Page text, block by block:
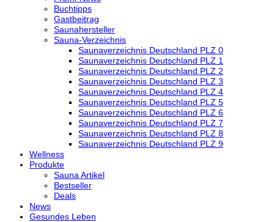
Buchtipps
Gastbeitrag
Saunahersteller
Sauna-Verzeichnis
Saunaverzeichnis Deutschland PLZ 0
Saunaverzeichnis Deutschland PLZ 1
Saunaverzeichnis Deutschland PLZ 2
Saunaverzeichnis Deutschland PLZ 3
Saunaverzeichnis Deutschland PLZ 4
Saunaverzeichnis Deutschland PLZ 5
Saunaverzeichnis Deutschland PLZ 6
Saunaverzeichnis Deutschland PLZ 7
Saunaverzeichnis Deutschland PLZ 8
Saunaverzeichnis Deutschland PLZ 9
Wellness
Produkte
Sauna Artikel
Bestseller
Deals
News
Gesundes Leben